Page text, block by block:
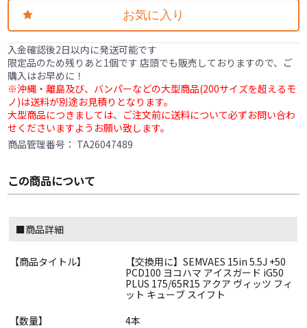
お気に入り
入金確認後2日以内に発送可能です
限定品のため残りあと1個です 店頭でも販売しておりますので、ご
購入はお早めに！
※沖縄・離島及び、バンパーなどの大型商品(200サイズを超えるモ
ノ)は送料が別途お見積りとなります。
大型商品につきましては、ご注文前に送料について必ずお問い合わ
せくださいますようお願い致します。
商品管理番号： TA26047489
この商品について
■商品詳細
【商品タイトル】
【交換用に】SEMVAES 15in 5.5J +50
PCD100 ヨコハマ アイスガード iG50
PLUS 175/65R15 アクア ヴィッツ フィ
ット キューブ スイフト
【数量】
4本